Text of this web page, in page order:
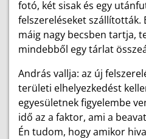
fotó, két sisak és egy
felszereléseket szállították.
máig nagy becsben tartja,
mindebből egy tárlat
András vallja: az új
területi elhelyezkedést
egyesületnek figyelembe
idő az a faktor, ami a
Én tudom, hogy amikor